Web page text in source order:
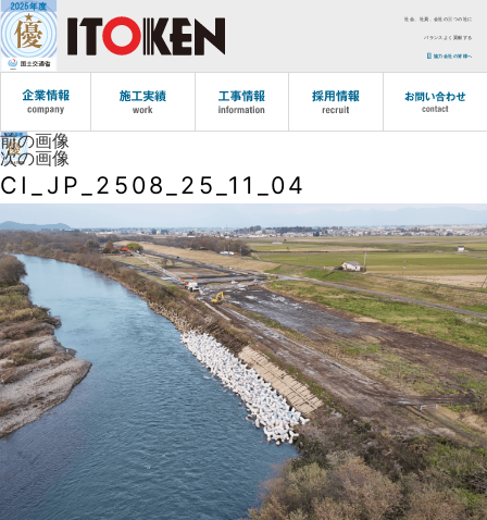
社会、社員、会社の三つの社に
バランスよく貢献する
協力会社の皆様へ
前の画像
次の画像
CI_JP_2508_25_11_04